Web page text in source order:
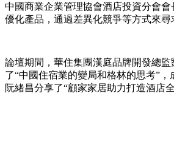
中國商業企業管理協會酒店投資分會
優化產品，通過差異化競爭等方式來
論壇期間，華住集團漢庭品牌開發總
了“中國住宿業的變局和格林的思考”
阮緒昌分享了“顧家家居助力打造酒店